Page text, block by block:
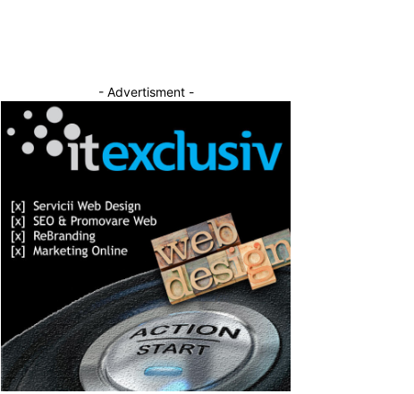
- Advertisment -